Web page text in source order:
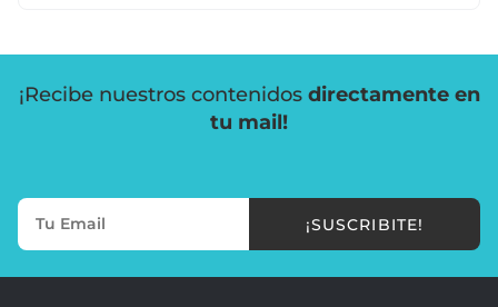
¡Recibe nuestros contenidos directamente en
tu mail!
¡SUSCRIBITE!